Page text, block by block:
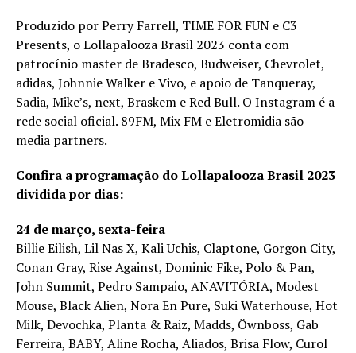
Produzido por Perry Farrell, TIME FOR FUN e C3
Presents, o Lollapalooza Brasil 2023 conta com
patrocínio master de Bradesco, Budweiser, Chevrolet,
adidas, Johnnie Walker e Vivo, e apoio de Tanqueray,
Sadia, Mike’s, next, Braskem e Red Bull. O Instagram é a
rede social oficial. 89FM, Mix FM e Eletromidia são
media partners.
Confira a programação do Lollapalooza Brasil 2023
dividida por dias:
24 de março, sexta-feira
Billie Eilish, Lil Nas X, Kali Uchis, Claptone, Gorgon City,
Conan Gray, Rise Against, Dominic Fike, Polo & Pan,
John Summit, Pedro Sampaio, ANAVITÓRIA, Modest
Mouse, Black Alien, Nora En Pure, Suki Waterhouse, Hot
Milk, Devochka, Planta & Raiz, Madds, Öwnboss, Gab
Ferreira, BABY, Aline Rocha, Aliados, Brisa Flow, Curol